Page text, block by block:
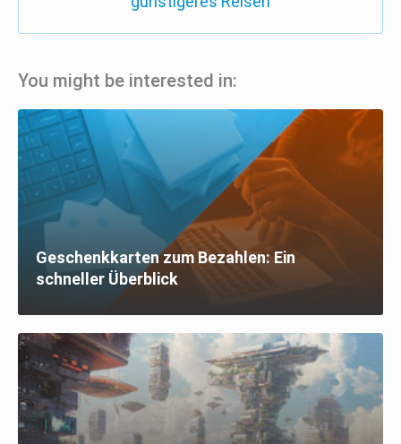
You might be interested in:
Geschenkkarten zum Bezahlen: Ein
schneller Überblick